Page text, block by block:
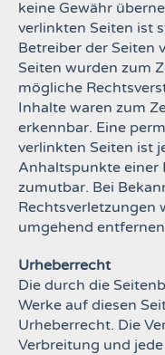
keine Gewähr
verlinkten Seiten ist
Betreiber der Seiten
Seiten wurden zum
mögliche
Inhalte waren zum
erkennbar. Eine
verlinkten Seiten ist
Anhaltspunkte einer
zumutbar. Bei
Rechtsverletzungen
umgehend
Urheberrecht
Die durch die
Werke auf diesen
Urheberrecht. Die
Verbreitung und